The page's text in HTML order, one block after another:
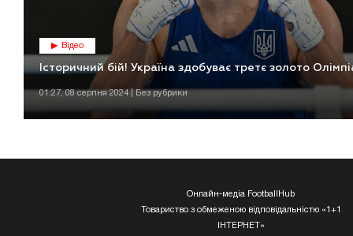
Відео
Історичний бій! Україна здобуває третє золото
01:27, 08 серпня 2024 | Без рубрики
Онлайн-медіа FootballHub
Товариство з обмеженою відповідальністю «1+1
ІНТЕРНЕТ»